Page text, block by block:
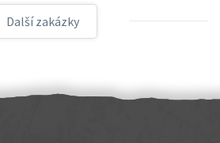
Další zakázky